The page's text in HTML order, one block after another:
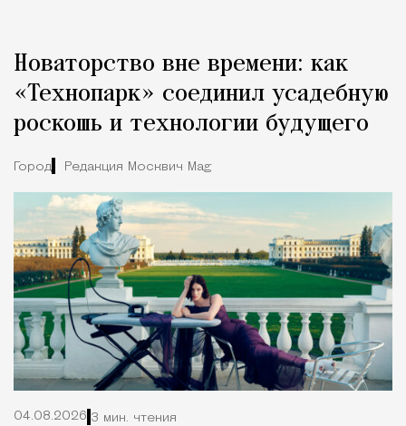
Новаторство вне времени: как
«Технопарк» соединил усадебную
роскошь и технологии будущего
Город Редакция Москвич Mag
04.08.2026 3 мин. чтения